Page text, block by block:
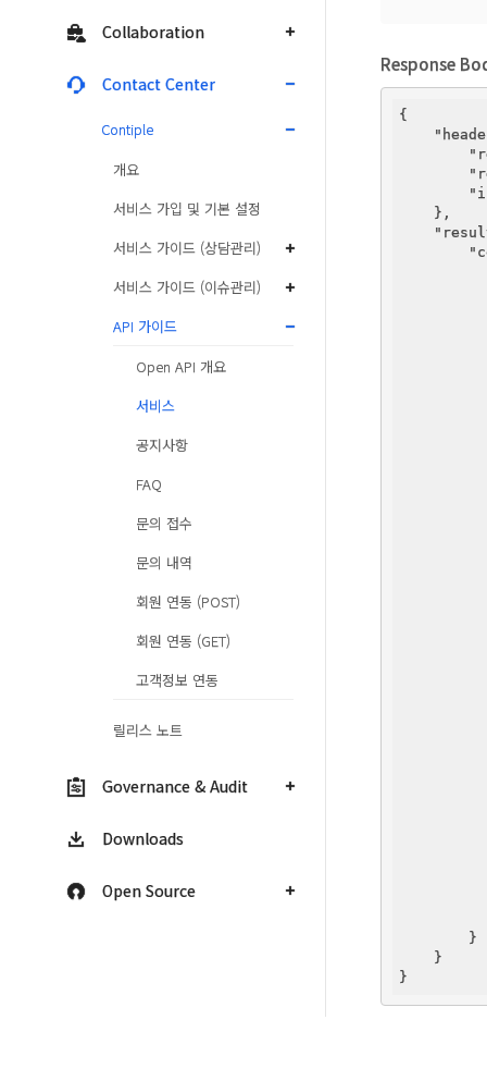
Collaboration
Contact Center
Contiple
개요
서비스 가입 및 기본 설정
서비스 가이드 (상담관리)
서비스 가이드 (이슈관리)
API 가이드
Open API 개요
서비스
공지사항
FAQ
문의 접수
문의 내역
회원 연동 (POST)
회원 연동 (GET)
고객정보 연동
릴리스 노트
Governance & Audit
Downloads
Open Source
Response
{
},
}
}